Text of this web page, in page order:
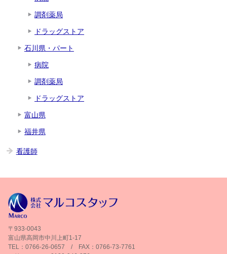
調剤薬局
ドラッグストア
石川県・パート
病院
調剤薬局
ドラッグストア
富山県
福井県
看護師
〒933-0043
富山県高岡市中川上町1-17
TEL：0766-26-0657 / FAX：0766-73-7761